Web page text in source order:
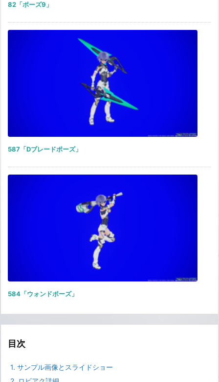
82「ポーズ9」
587「Dブレードポーズ」
584「ウォンドポーズ」
目次
1. サンプル画像とスライドショー